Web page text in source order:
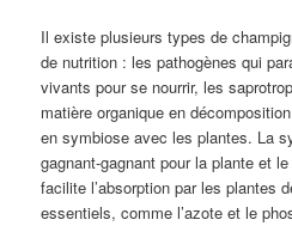
Il existe plusieurs types de
de nutrition : les pathogènes qui
vivants pour se nourrir, les
matière organique en
en symbiose avec les plantes. La
gagnant-gagnant pour la plante et
facilite l’absorption par les plantes
essentiels, comme l’azote et le